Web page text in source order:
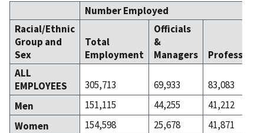
Number Employed
Racial/Ethnic
Group and
Sex
Total
Employment
Officials
&
Managers
ALL
EMPLOYEES
305,713 69,933
83,083
Men
151,115 44,255
41,212
Women
154,598 25,678
41,871